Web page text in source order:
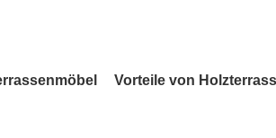
Vorteile von